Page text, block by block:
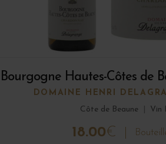
Bourgogne Hautes-Côtes de
DOMAINE HENRI
Côte de Beaune
Vin
18.00€